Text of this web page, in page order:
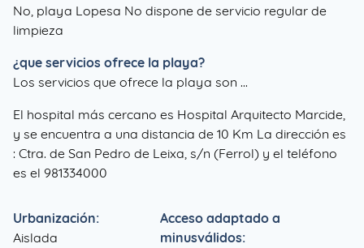
No, playa Lopesa No dispone de servicio regular de
limpieza
¿que servicios ofrece la playa?
Los servicios que ofrece la playa son ...
El hospital más cercano es Hospital Arquitecto Marcide,
y se encuentra a una distancia de 10 Km La dirección es
: Ctra. de San Pedro de Leixa, s/n (Ferrol) y el teléfono
es el 981334000
Urbanización:
Aislada
Acceso adaptado a
minusválidos: